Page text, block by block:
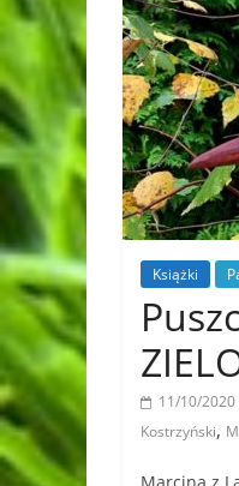
Książki
11/10/2020
Kostrzyński,